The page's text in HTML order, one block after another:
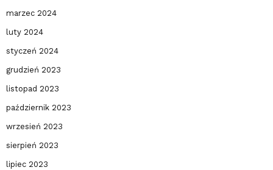
marzec 2024
luty 2024
styczeń 2024
grudzień 2023
listopad 2023
październik 2023
wrzesień 2023
sierpień 2023
lipiec 2023